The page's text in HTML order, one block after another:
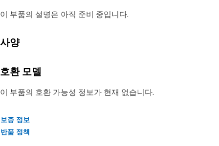
이 부품의 설명은 아직 준비 중입니다.
사양
호환 모델
이 부품의 호환 가능성 정보가 현재 없습니다.
보증 정보
반품 정책